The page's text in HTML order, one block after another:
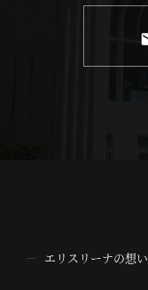
エリスリーナの想い